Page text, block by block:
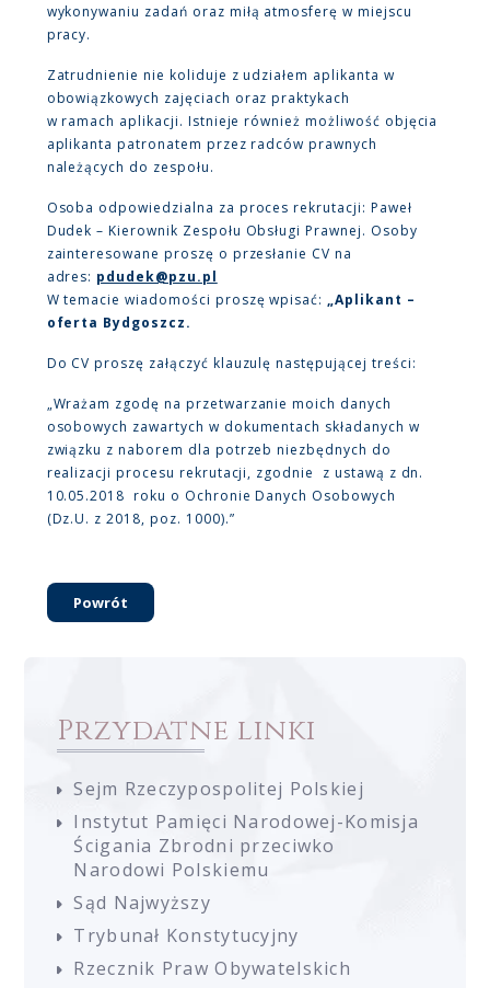
wykonywaniu zadań oraz miłą atmosferę w miejscu
pracy.
Zatrudnienie nie koliduje z udziałem aplikanta w
obowiązkowych zajęciach oraz praktykach
w ramach aplikacji. Istnieje również możliwość objęcia
aplikanta patronatem przez radców prawnych
należących do zespołu.
Osoba odpowiedzialna za proces rekrutacji: Paweł
Dudek – Kierownik Zespołu Obsługi Prawnej. Osoby
zainteresowane proszę o przesłanie CV na
adres: pdudek@pzu.pl
W temacie wiadomości proszę wpisać:„Aplikant –
oferta Bydgoszcz.
Do CV proszę załączyć klauzulę następującej treści:
„Wrażam zgodę na przetwarzanie moich danych
osobowych zawartych w dokumentach składanych w
związku z naborem dla potrzeb niezbędnych do
realizacji procesu rekrutacji, zgodnie z ustawą z dn.
10.05.2018 roku o Ochronie Danych Osobowych
(Dz.U. z 2018, poz. 1000).”
Powrót
Przydatne linki
Sejm Rzeczypospolitej Polskiej
Instytut Pamięci Narodowej-Komisja
Ścigania Zbrodni przeciwko
Narodowi Polskiemu
Sąd Najwyższy
Trybunał Konstytucyjny
Rzecznik Praw Obywatelskich